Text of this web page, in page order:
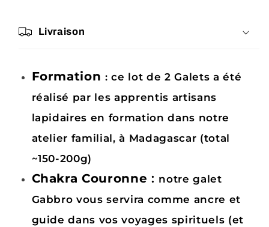
imperfections
Livraison
Formation : ce lot de 2 Galets a été
réalisé par les apprentis artisans
lapidaires en formation dans notre
atelier familial, à Madagascar (total
~150-200g)
Chakra Couronne: notre galet
Gabbro vous servira comme ancre et
guide dans vos voyages spirituels (et